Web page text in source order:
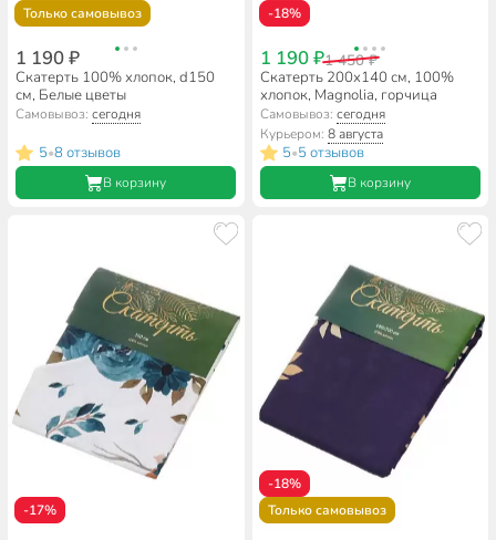
Только самовывоз
1 190 ₽
Скатерть 100% хлопок, d150
см, Белые цветы
Самовывоз:сегодня
5•8 отзывов
В корзину
-18%
1 190 ₽1 450 ₽
Скатерть 200х140 см, 100%
хлопок, Magnolia, горчица
Самовывоз: сегодня
Курьером: 8 августа
5•5 отзывов
В корзину
-17%
-18%
Только самовывоз